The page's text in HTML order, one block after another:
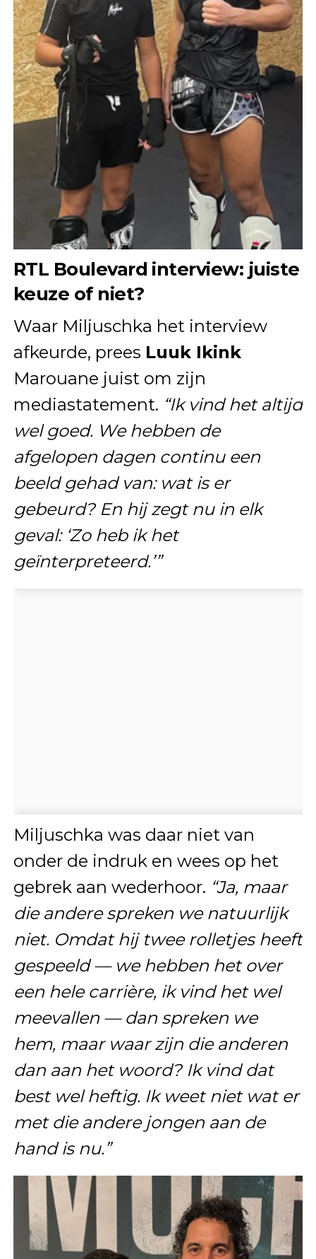
RTL Boulevard interview: juiste
keuze of niet?
Waar Miljuschka het interview
afkeurde, prees Luuk Ikink
Marouane juist om zijn
mediastatement. “Ik vind het altijd
wel goed. We hebben de
afgelopen dagen continu een
beeld gehad van: wat is er
gebeurd? En hij zegt nu in elk
geval: ‘Zo heb ik het
geïnterpreteerd.’”
Miljuschka was daar niet van
onder de indruk en wees op het
gebrek aan wederhoor. “Ja, maar
die andere spreken we natuurlijk
niet. Omdat hij twee rolletjes heeft
gespeeld — we hebben het over
een hele carrière, ik vind het wel
meevallen — dan spreken we
hem, maar waar zijn die anderen
dan aan het woord? Ik vind dat
best wel heftig. Ik weet niet wat er
met die andere jongen aan de
hand is nu.”